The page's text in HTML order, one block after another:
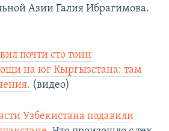
Азии Галия Ибрагимова.
почти сто тонн
на юг Кыргызстана: там
(видео)
Узбекистана подавили